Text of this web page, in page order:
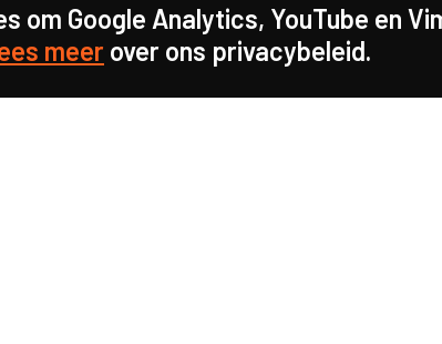
om Google Analytics, YouTube en
meer over ons privacybeleid.